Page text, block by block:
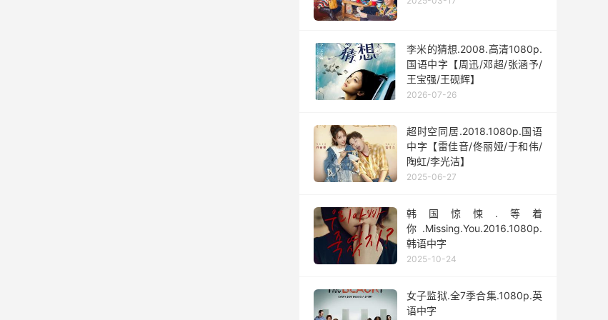
李米的猜想.2008.高清1080p.
国语中字【周迅/邓超/张涵予/
王宝强/王砚辉】
2026-07-26
超时空同居.2018.1080p.国语
中字【雷佳音/佟丽娅/于和伟/
陶虹/李光洁】
2025-06-27
韩国惊悚.等着
你.Missing.You.2016.1080p.
韩语中字
2025-10-24
女子监狱.全7季合集.1080p.英
语中字